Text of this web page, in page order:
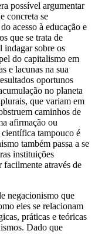
possível argumentar
concreta se
acesso à educação e
que se trata de
sobre os
do capitalismo em
e lacunas na sua
oportunos
no planeta
que variam em
caminhos de
afirmação ou
tampouco é
também passa a se
instituições
facilmente através de
negacionismo que
eles se relacionam
práticas e teóricas
Dado que